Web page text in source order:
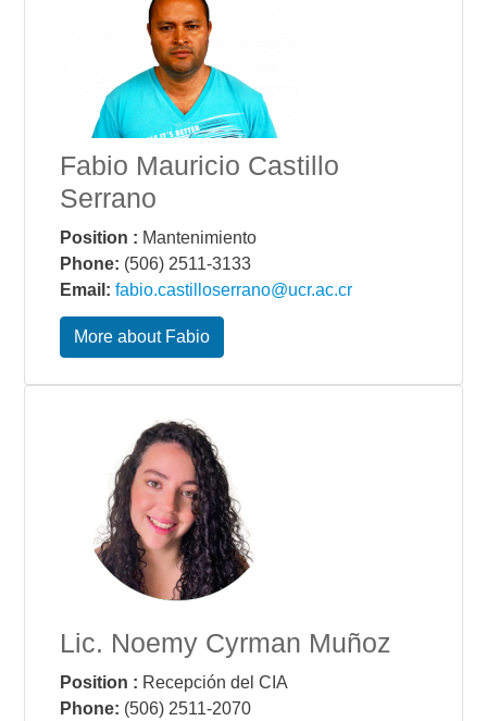
Fabio Mauricio Castillo
Serrano
Position : Mantenimiento
Phone: (506) 2511-3133
Email: fabio.castilloserrano@ucr.ac.cr
More about Fabio
Lic. Noemy Cyrman Muñoz
Position : Recepción del CIA
Phone: (506) 2511-2070